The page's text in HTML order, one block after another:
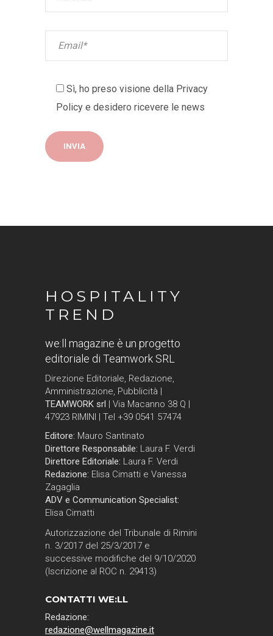
Sì, ho preso visione della Privacy
Policy e desidero ricevere le news
HOSPITALITY
TREND
we:ll magazine è un progetto
editoriale di Teamwork SRL
Direzione Editoriale, Redazione,
Amministrazione, Pubblicità |
TEAMWORK srl | Via Macanno 38 Q |
47923 RIMINI | Tel +39 0541 57474
Editore: Mauro Santinato
Direttore Responsabile: Laura F. Verdi
Direttore Editoriale: Laura F. Verdi
Redazione: Elisa Cimatti e Vanessa
Zagaglia
ADV e Communication Specialist:
Elisa Cimatti
Autorizzazione del Tribunale di Rimini
n. 3/2017 del 25/3/2017 e
successive modifiche del 9/10/2020
(Iscrizione al ROC n. 29413)
CONTATTI WE:LL
Redazione:
redazione@wellmagazine.it